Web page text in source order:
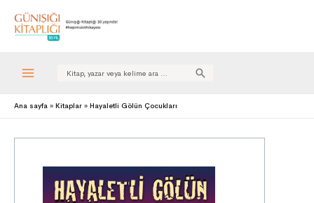
Search
Ana sayfa Kitaplar Hayaletli Gölün Çocukları